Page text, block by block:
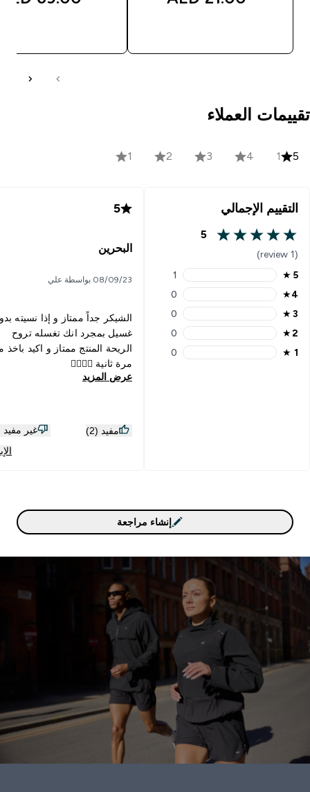
تقييمات العملاء
5
1
4
3
2
1
التقييم الإجمالي
5 out of 5 stars
5
(1 review)
5 stars rating 1 reviews
5
★
1
4 stars rating 0 reviews
4
★
0
3 stars rating 0 reviews
3
★
0
2 stars rating 0 reviews
2
★
0
1 stars rating 0 reviews
1
★
0
5
البحرين
08/09/23 بواسطة علي
الشيكر جداً ممتاز و إذا نسيته
غسيل بمجرد انك تغسله تروح
الريحة المنتج ممتاز و اكيد باخذ
مرة ثانية 👌🏻👌🏻
عرض المزيد
مفيد (2)
غير مفيد
إنشاء مراجعة